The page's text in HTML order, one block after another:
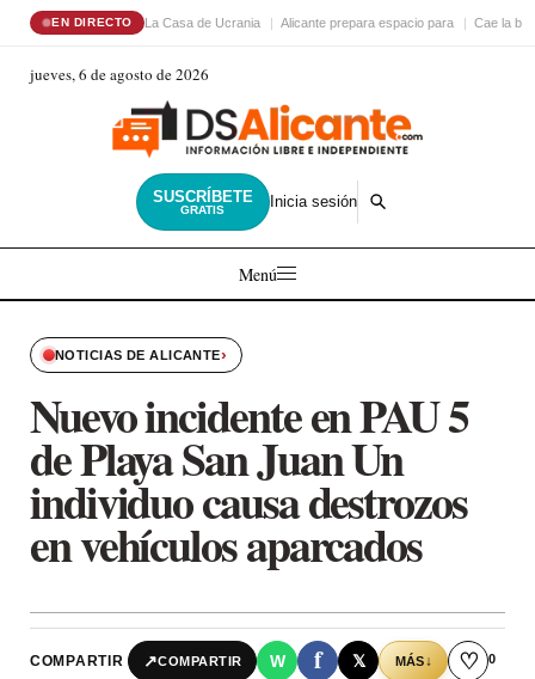
EN DIRECTO La Casa de Ucrania Alicante prepara espacio para Cae la
jueves, 6 de agosto de 2026
SUSCRÍBETE
GRATIS Inicia sesión
Menú
NOTICIAS DE ALICANTE›
Nuevo incidente en PAU 5
de Playa San Juan Un
individuo causa destrozos
en vehículos aparcados
COMPARTIR ↗COMPARTIR W f 𝕏 MÁS↓ ♡ 0